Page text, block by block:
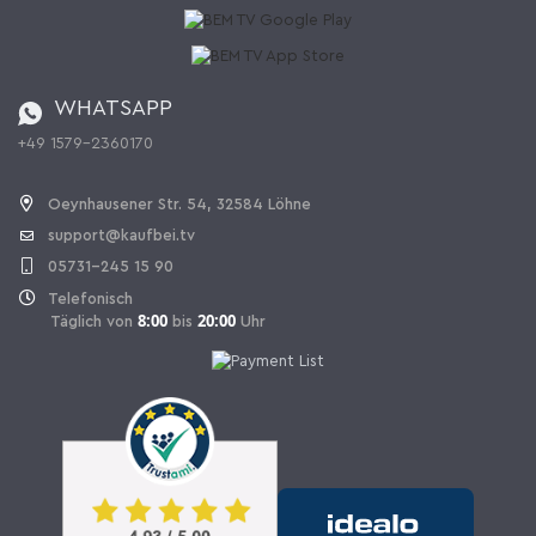
WHATSAPP
+49 1579-2360170
Oeynhausener Str. 54, 32584 Löhne
support@kaufbei.tv
05731-245 15 90
Telefonisch
Täglich von 8:00 bis 20:00 Uhr